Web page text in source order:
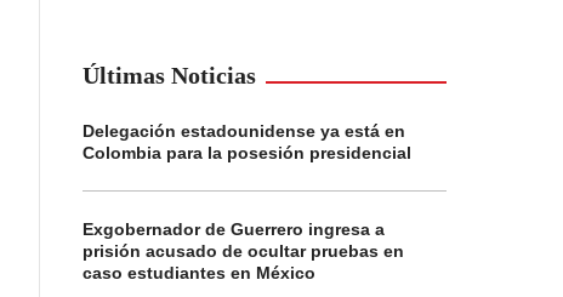
Últimas Noticias
Delegación estadounidense ya está en
Colombia para la posesión presidencial
Exgobernador de Guerrero ingresa a
prisión acusado de ocultar pruebas en
caso estudiantes en México